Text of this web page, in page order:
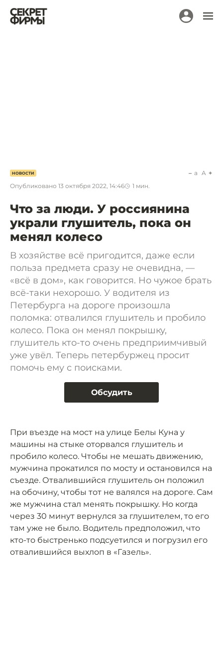
НОВОСТИ
Опубликовано 13 октября 2022, 14:46 1 мин.
a A
Что за люди. У россиянина
украли глушитель, пока он
менял колесо
В хозяйстве всё пригодится, даже если
польза предмета сразу не очевидна, —
«всё в дом», как говорится. Но чужое брать
всё-таки нехорошо. У водителя из
Петербурга на дороге произошла
поломка: отвалился глушитель и пробило
колесо. Пока он менял покрышку,
глушитель кто-то очень предприимчивый
уже увёл. Теперь петербуржец просит
помочь ему с поисками.
Обсудить
При въезде на мост на улице Белы Куна у
машины на стыке оторвался глушитель и
пробило колесо. Чтобы не мешать движению,
мужчина прокатился по мосту и остановился на
съезде. Отвалившийся глушитель он положил
на обочину, чтобы тот не валялся на дороге. Сам
же мужчина стал менять покрышку. Но когда
через 30 минут вернулся за глушителем, то его
там уже не было. Водитель предположил, что
кто-то быстренько подсуетился и погрузил его
отвалившийся выхлоп в «Газель».